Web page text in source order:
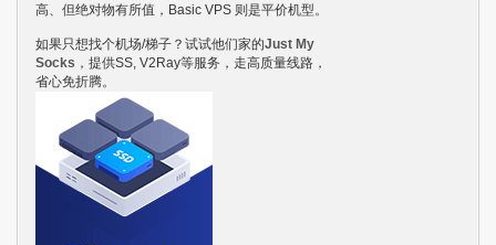
高、但绝对物有所值，Basic VPS 则是平价机型。
如果只想找个机场/梯子？试试他们家的Just My
Socks ，提供SS, V2Ray等服务，走高质量线路，
省心免折腾。